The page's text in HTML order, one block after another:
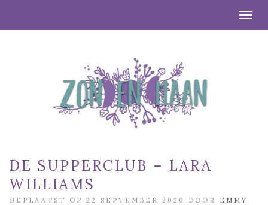
DE SUPPERCLUB – LARA
WILLIAMS
GEPLAATST OP 22 SEPTEMBER 2020 DOOR EMMY